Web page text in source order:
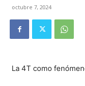
octubre 7, 2024
La 4T como